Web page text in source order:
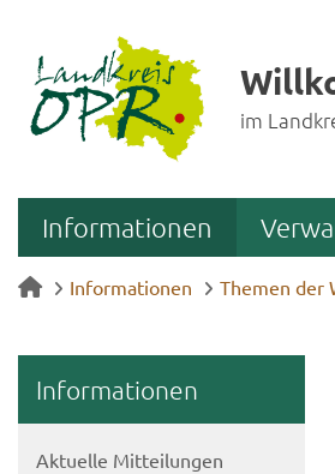
im
Informationen
Informationen Themen der
In­for­ma­tio­nen
Ak­tu­el­le Mit­tei­lun­gen